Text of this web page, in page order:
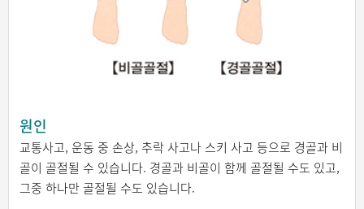
원인
교통사고, 운동 중 손상, 추락 사고나 스키 사고 등으로 경골과 비
골이 골절될 수 있습니다. 경골과 비골이 함께 골절될 수도 있고,
그중 하나만 골절될 수도 있습니다.